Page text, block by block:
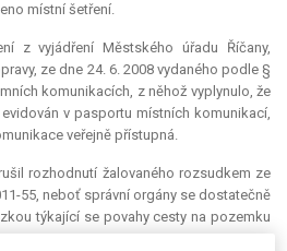
místní šetření.
z vyjádření Městského úřadu Říčany,
ze dne 24. 6. 2008 vydaného podle §
komunikacích, z něhož vyplynulo, že
v pasportu místních komunikací,
veřejně přístupná.
rozhodnutí žalovaného rozsudkem ze
55, neboť správní orgány se dostatečně
týkající se povahy cesty na pozemku